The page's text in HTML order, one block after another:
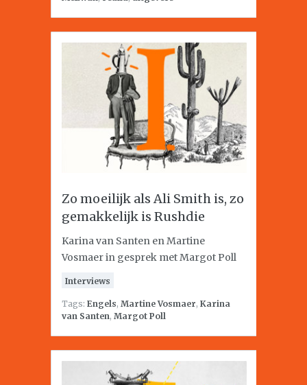
Zo moeilijk als Ali Smith is, zo
gemakkelijk is Rushdie
Karina van Santen en Martine
Vosmaer in gesprek met Margot Poll
Interviews
Tags: Engels, Martine Vosmaer, Karina
van Santen, Margot Poll